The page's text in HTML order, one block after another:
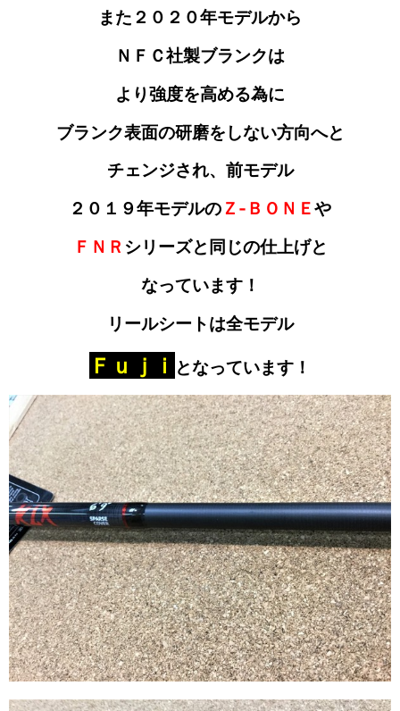
また２０２０年モデルから
ＮＦＣ社製ブランクは
より強度を高める為に
ブランク表面の研磨をしない方向へと
チェンジされ、前モデル
２０１９年モデルのＺ‐ＢＯＮＥや
ＦＮＲ シリーズと同じの仕上げと
なっています！
リールシートは全モデル
Ｆｕｊｉ となっています！